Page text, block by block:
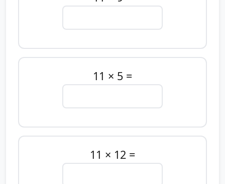
11 × 5 =
11 × 12 =